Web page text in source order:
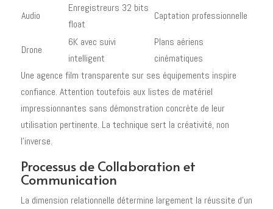
Audio
Enregistreurs 32 bits
float
Captation professionnelle
Drone
6K avec suivi
intelligent
Plans aériens
cinématiques
Une agence film transparente sur ses équipements inspire
confiance. Attention toutefois aux listes de matériel
impressionnantes sans démonstration concrète de leur
utilisation pertinente. La technique sert la créativité, non
l'inverse.
Processus de Collaboration et
Communication
La dimension relationnelle détermine largement la réussite d'un